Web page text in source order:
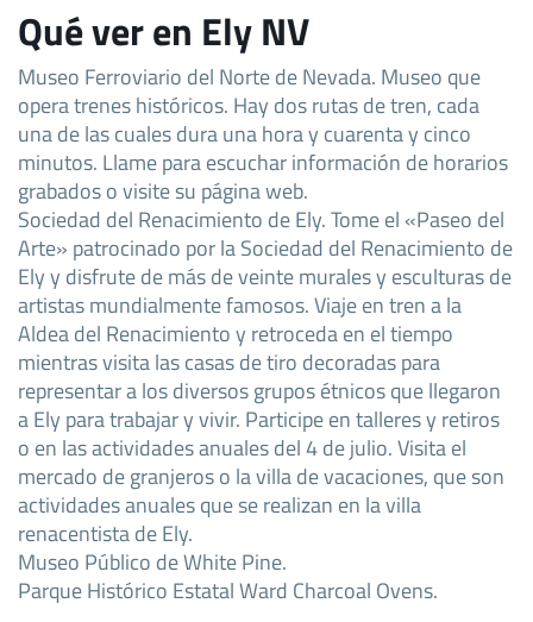
Qué ver en Ely NV
Museo Ferroviario del Norte de Nevada. Museo que
opera trenes históricos. Hay dos rutas de tren, cada
una de las cuales dura una hora y cuarenta y cinco
minutos. Llame para escuchar información de horarios
grabados o visite su página web.
Sociedad del Renacimiento de Ely. Tome el «Paseo del
Arte» patrocinado por la Sociedad del Renacimiento de
Ely y disfrute de más de veinte murales y esculturas de
artistas mundialmente famosos. Viaje en tren a la
Aldea del Renacimiento y retroceda en el tiempo
mientras visita las casas de tiro decoradas para
representar a los diversos grupos étnicos que llegaron
a Ely para trabajar y vivir. Participe en talleres y retiros
o en las actividades anuales del 4 de julio. Visita el
mercado de granjeros o la villa de vacaciones, que son
actividades anuales que se realizan en la villa
renacentista de Ely.
Museo Público de White Pine.
Parque Histórico Estatal Ward Charcoal Ovens.